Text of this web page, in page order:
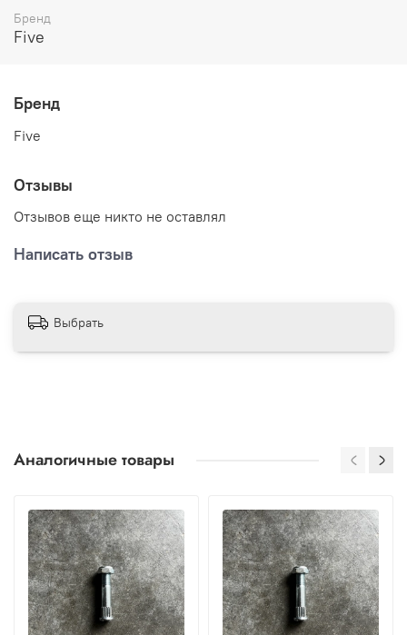
Бренд
Five
Бренд
Five
Отзывы
Отзывов еще никто не оставлял
Написать отзыв
Выбрать
Аналогичные товары